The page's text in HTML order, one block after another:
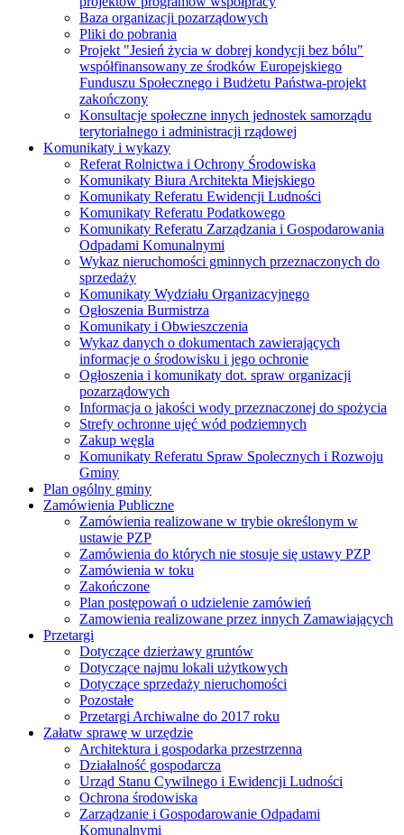
Baza organizacji pozarządowych
Pliki do pobrania
Projekt "Jesień życia w dobrej kondycji bez bólu"
współfinansowany ze środków Europejskiego
Funduszu Społecznego i Budżetu Państwa-projekt
zakończony
Konsultacje społeczne innych jednostek samorządu
terytorialnego i administracji rządowej
Komunikaty i wykazy
Referat Rolnictwa i Ochrony Środowiska
Komunikaty Biura Architekta Miejskiego
Komunikaty Referatu Ewidencji Ludności
Komunikaty Referatu Podatkowego
Komunikaty Referatu Zarządzania i Gospodarowania
Odpadami Komunalnymi
Wykaz nieruchomości gminnych przeznaczonych do
sprzedaży
Komunikaty Wydziału Organizacyjnego
Ogłoszenia Burmistrza
Komunikaty i Obwieszczenia
Wykaz danych o dokumentach zawierających
informacje o środowisku i jego ochronie
Ogłoszenia i komunikaty dot. spraw organizacji
pozarządowych
Informacja o jakości wody przeznaczonej do spożycia
Strefy ochronne ujęć wód podziemnych
Zakup węgla
Komunikaty Referatu Spraw Spolecznych i Rozwoju
Gminy
Plan ogólny gminy
Zamówienia Publiczne
Zamówienia realizowane w trybie określonym w
ustawie PZP
Zamówienia do których nie stosuje się ustawy PZP
Zamówienia w toku
Zakończone
Plan postępowań o udzielenie zamówień
Zamowienia realizowane przez innych Zamawiających
Przetargi
Dotyczące dzierżawy gruntów
Dotyczące najmu lokali użytkowych
Dotyczące sprzedaży nieruchomości
Pozostałe
Przetargi Archiwalne do 2017 roku
Załatw sprawę w urzędzie
Architektura i gospodarka przestrzenna
Działalność gospodarcza
Urząd Stanu Cywilnego i Ewidencji Ludności
Ochrona środowiska
Zarządzanie i Gospodarowanie Odpadami
Komunalnymi